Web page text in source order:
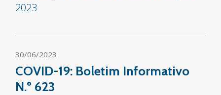
2023
30/06/2023
COVID-19: Boletim Informativo
N.º 623